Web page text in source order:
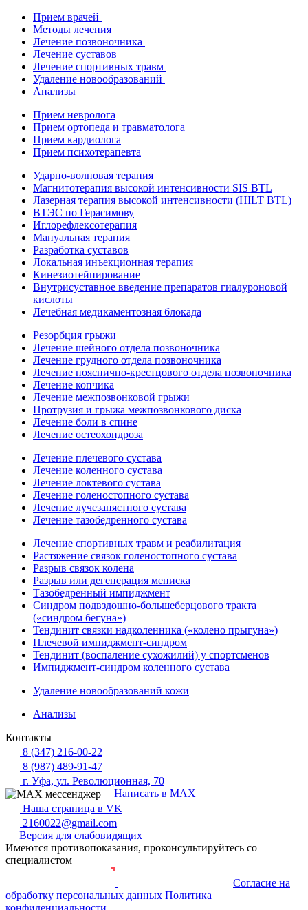
Прием врачей
Методы лечения
Лечение позвоночника
Лечение суставов
Лечение спортивных травм
Удаление новообразований
Анализы
Прием невролога
Прием ортопеда и травматолога
Прием кардиолога
Прием психотерапевта
Ударно-волновая терапия
Магнитотерапия высокой интенсивности SIS BTL
Лазерная терапия высокой интенсивности (HILT BTL)
ВТЭС по Герасимову
Иглорефлексотерапия
Мануальная терапия
Разработка суставов
Локальная инъекционная терапия
Кинезиотейпирование
Внутрисуставное введение препаратов гиалуроновой
кислоты
Лечебная медикаментозная блокада
Резорбция грыжи
Лечение шейного отдела позвоночника
Лечение грудного отдела позвоночника
Лечение пояснично-крестцового отдела позвоночника
Лечение копчика
Лечение межпозвонковой грыжи
Протрузия и грыжа межпозвонкового диска
Лечение боли в спине
Лечение остеохондроза
Лечение плечевого сустава
Лечение коленного сустава
Лечение локтевого сустава
Лечение голеностопного сустава
Лечение лучезапястного сустава
Лечение тазобедренного сустава
Лечение спортивных травм и реабилитация
Растяжение связок голеностопного сустава
Разрыв связок колена
Разрыв или дегенерация мениска
Тазобедренный импиджмент
Синдром подвздошно-большеберцового тракта
(«синдром бегуна»)
Тендинит связки надколенника («колено прыгуна»)
Плечевой импиджмент-синдром
Тендинит (воспаление сухожилий) у спортсменов
Импиджмент-синдром коленного сустава
Удаление новообразований кожи
Анализы
Контакты
8 (347) 216-00-22
8 (987) 489-91-47
г. Уфа, ул. Революционная, 70
Написать в MAX
Наша страница в VK
2160022@gmail.com
Версия для слабовидящих
Имеются противопоказания, проконсультируйтесь со
специалистом
Согласие на
обработку персональных данных Политика